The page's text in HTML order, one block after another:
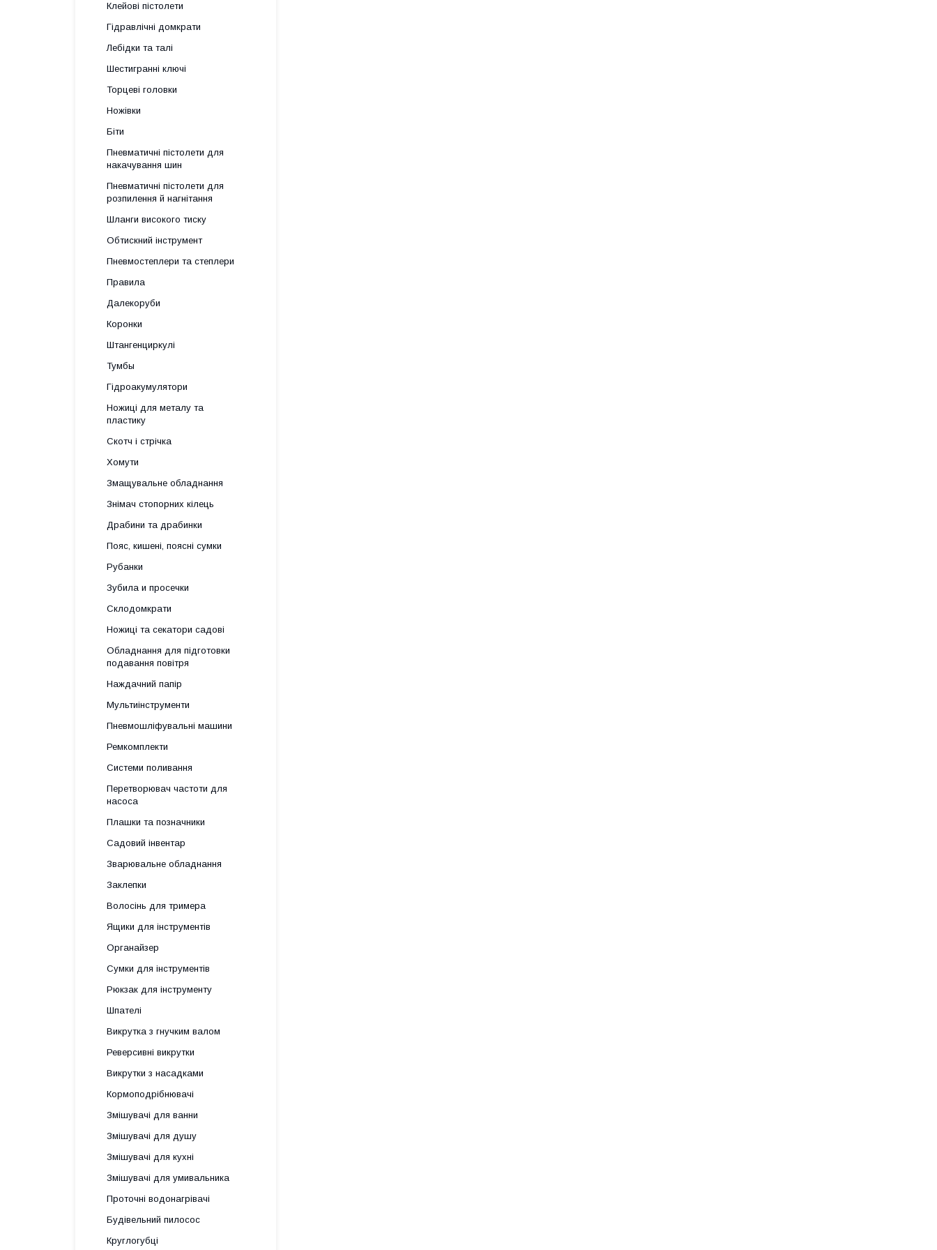
Клейові пістолети
Гідравлічні домкрати
Лебідки та талі
Шестигранні ключі
Торцеві головки
Ножівки
Біти
Пневматичні пістолети для
накачування шин
Пневматичні пістолети для
розпилення й нагнітання
Шланги високого тиску
Обтискний інструмент
Пневмостеплери та степлери
Правила
Далекоруби
Коронки
Штангенциркулі
Тумбы
Гідроакумулятори
Ножиці для металу та
пластику
Скотч і стрічка
Хомути
Змащувальне обладнання
Знімач стопорних кілець
Драбини та драбинки
Пояс, кишені, поясні сумки
Рубанки
Зубила и просечки
Склодомкрати
Ножиці та секатори садові
Обладнання для підготовки
подавання повітря
Наждачний папір
Мультиінструменти
Пневмошліфувальні машини
Ремкомплекти
Системи поливання
Перетворювач частоти для
насоса
Плашки та позначники
Садовий інвентар
Зварювальне обладнання
Заклепки
Волосінь для тримера
Ящики для інструментів
Органайзер
Сумки для інструментів
Рюкзак для інструменту
Шпателі
Викрутка з гнучким валом
Реверсивні викрутки
Викрутки з насадками
Кормоподрібнювачі
Змішувачі для ванни
Змішувачі для душу
Змішувачі для кухні
Змішувачі для умивальника
Проточні водонагрівачі
Будівельний пилосос
Круглогубці